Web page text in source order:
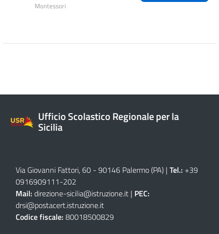
Montessori
Ufficio Scolastico Regionale per la
Sicilia
Via Giovanni Fattori, 60 - 90146 Palermo (PA) | Tel.: +39
0916909111-202
Mail: direzione-sicilia@istruzione.it | PEC:
drsi@postacert.istruzione.it
Codice fiscale: 80018500829